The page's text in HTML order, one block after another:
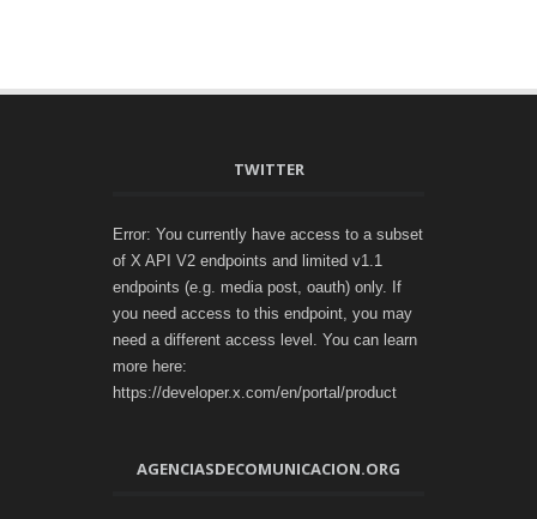
TWITTER
Error: You currently have access to a subset
of X API V2 endpoints and limited v1.1
endpoints (e.g. media post, oauth) only. If
you need access to this endpoint, you may
need a different access level. You can learn
more here:
https://developer.x.com/en/portal/product
AGENCIASDECOMUNICACION.ORG